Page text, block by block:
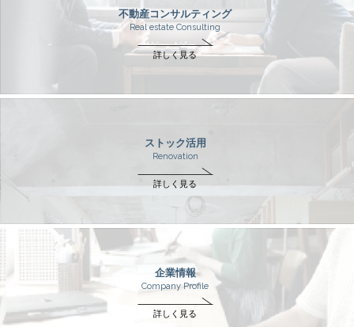
不動産コンサルティング
Real estate Consulting
詳しく見る
ストック活用
Renovation
詳しく見る
企業情報
Company Profile
詳しく見る